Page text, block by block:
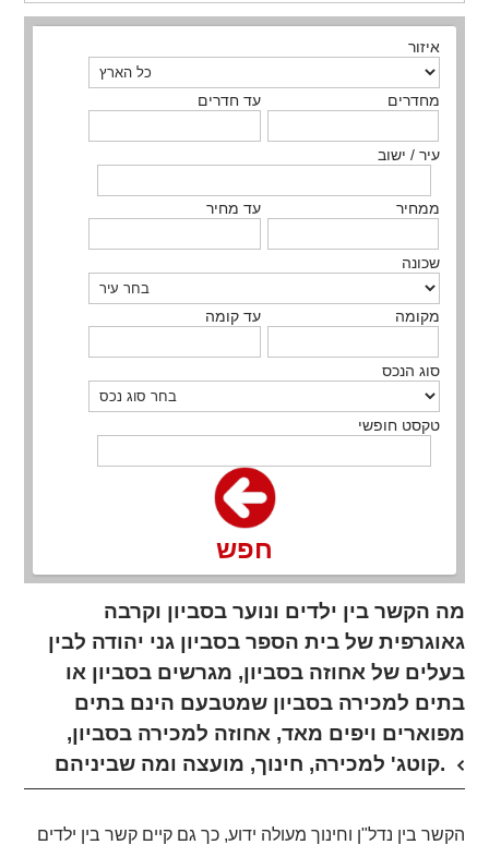
איזור
מחדרים עד חדרים
עיר / ישוב
ממחיר עד מחיר
שכונה
מקומה עד קומה
סוג הנכס
טקסט חופשי
חפש
מה הקשר בין ילדים ונוער בסביון וקרבה
גאוגרפית של בית הספר בסביון גני יהודה לבין
בעלים של אחוזה בסביון, מגרשים בסביון או
בתים למכירה בסביון שמטבעם הינם בתים
מפוארים ויפים מאד, אחוזה למכירה בסביון,
קוטג' למכירה, חינוך, מועצה ומה שביניהם.
הקשר בין נדל"ן וחינוך מעולה ידוע, כך גם קיים קשר בין ילדים